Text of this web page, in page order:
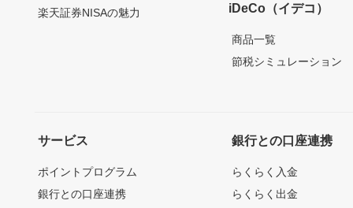
楽天証券NISAの魅力
iDeCo（イデコ）
商品一覧
節税シミュレーション
サービス
ポイントプログラム
銀行との口座連携
銀行との口座連携
らくらく入金
らくらく出金